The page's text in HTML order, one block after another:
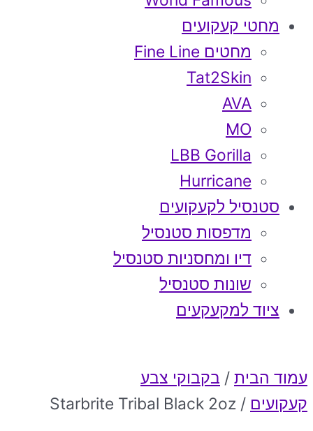
מחטי קעקועים
מחטים Fine Line
Tat2Skin
AVA
MO
LBB Gorilla
Hurricane
סטנסיל לקעקועים
מדפסות סטנסיל
דיו ומחסניות סטנסיל
שונות סטנסיל
ציוד למקעקעים
עמוד הבית / בקבוקי צבע
קעקועים / Starbrite Tribal Black 2oz